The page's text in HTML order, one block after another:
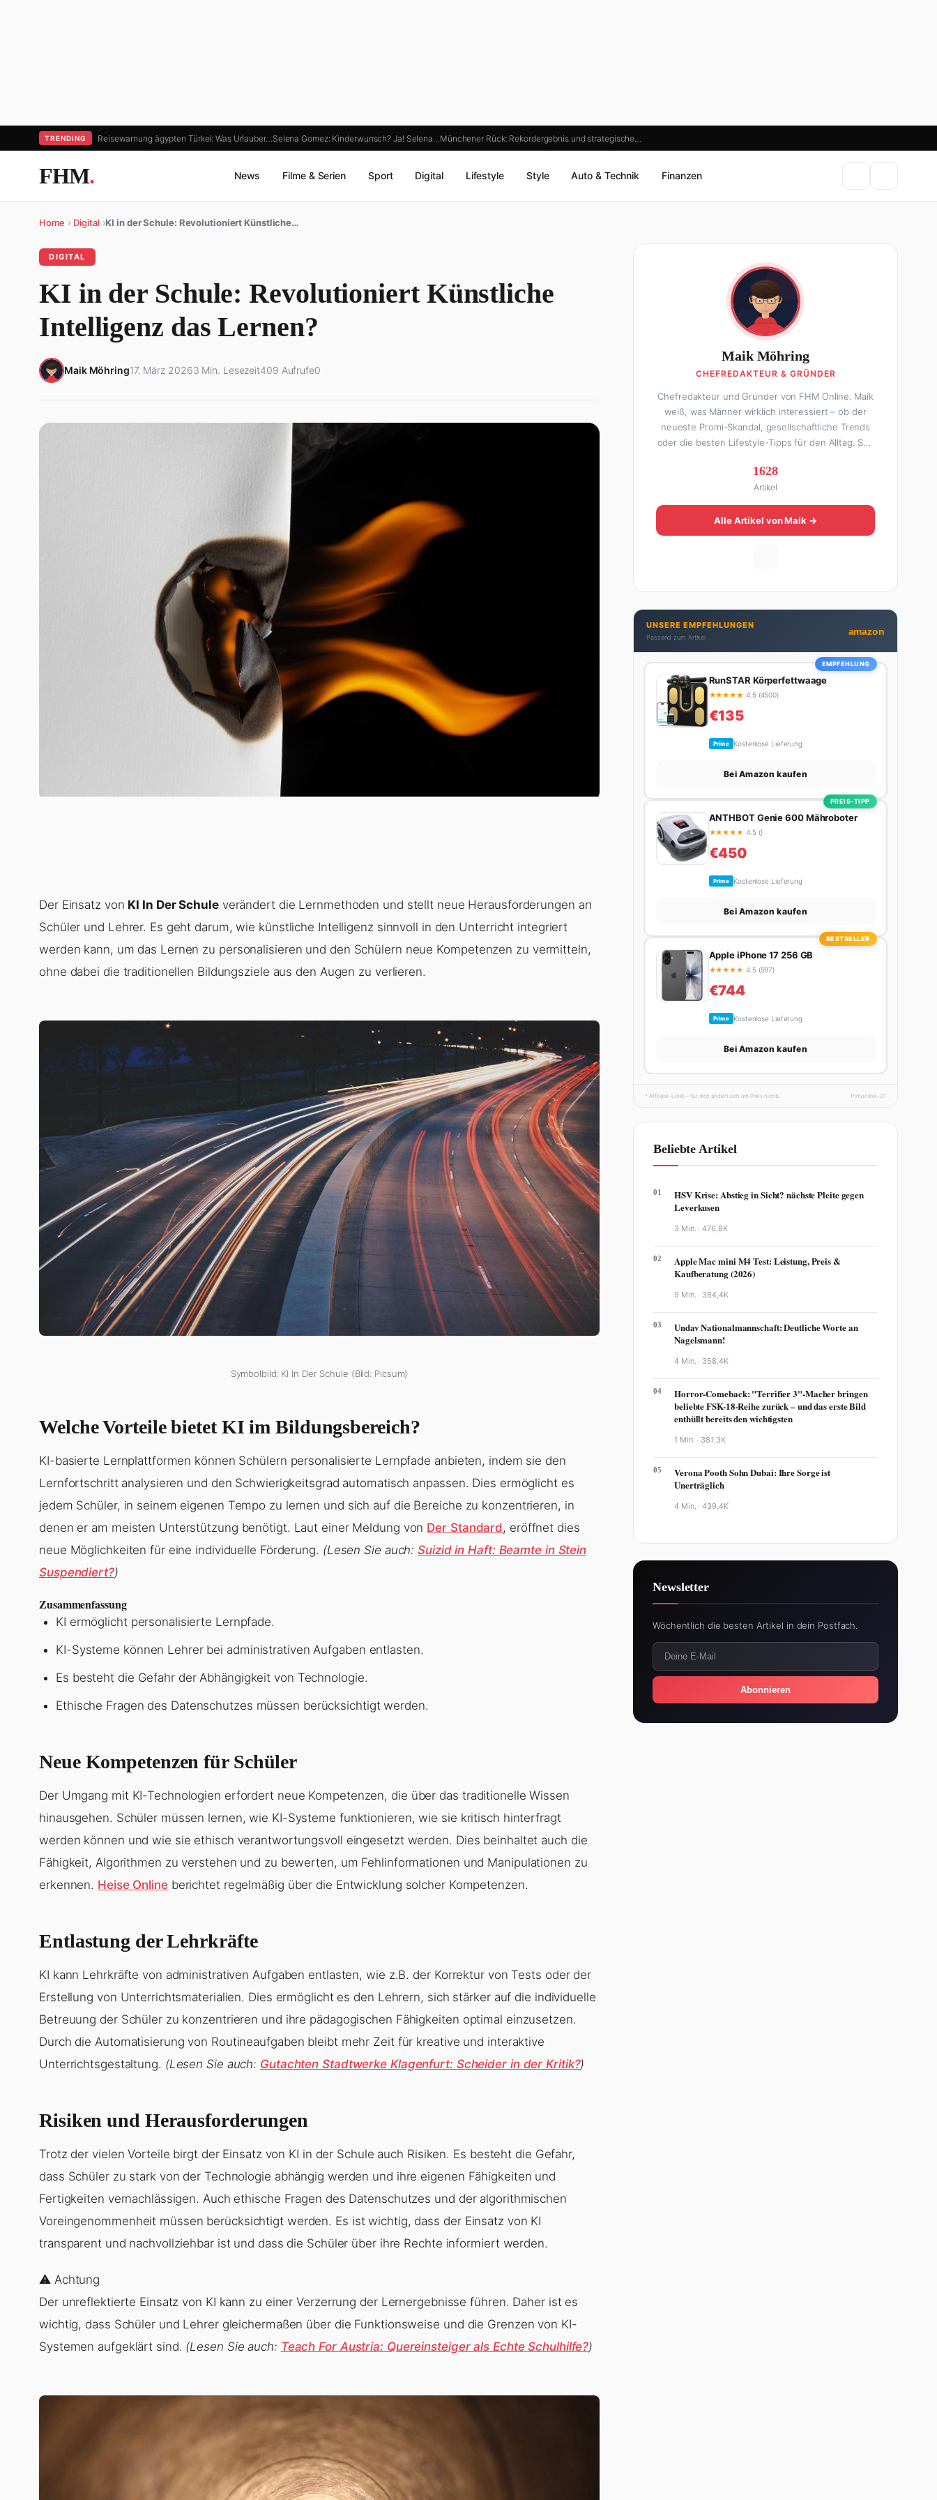
TRENDING Reisewarnung ägypten Türkei: Was Urlauber… Selena Gomez: Kinderwunsch? Ja! Selena… Münchener Rück: Rekordergebnis und strategische…
FHM. News Filme & Serien Sport Digital Lifestyle Style Auto & Technik Finanzen
Home › Digital ›KI in der Schule: Revolutioniert Künstliche…
DIGITAL
KI in der Schule: Revolutioniert Künstliche
Intelligenz das Lernen?
Maik Möhring17. März 20263 Min. Lesezeit409 Aufrufe0
Der Einsatz von KI In Der Schuleverändert die Lernmethoden und stellt neue Herausforderungen an
Schüler und Lehrer. Es geht darum, wie künstliche Intelligenz sinnvoll in den Unterricht integriert
werden kann, um das Lernen zu personalisieren und den Schülern neue Kompetenzen zu vermitteln,
ohne dabei die traditionellen Bildungsziele aus den Augen zu verlieren.
Symbolbild: KI In Der Schule (Bild: Picsum)
Welche Vorteile bietet KI im Bildungsbereich?
KI-basierte Lernplattformen können Schülern personalisierte Lernpfade anbieten, indem sie den
Lernfortschritt analysieren und den Schwierigkeitsgrad automatisch anpassen. Dies ermöglicht es
jedem Schüler, in seinem eigenen Tempo zu lernen und sich auf die Bereiche zu konzentrieren, in
denen er am meisten Unterstützung benötigt. Laut einer Meldung von Der Standard, eröffnet dies
neue Möglichkeiten für eine individuelle Förderung. (Lesen Sie auch:Suizid in Haft: Beamte in Stein
Suspendiert?)
Zusammenfassung
KI ermöglicht personalisierte Lernpfade.
KI-Systeme können Lehrer bei administrativen Aufgaben entlasten.
Es besteht die Gefahr der Abhängigkeit von Technologie.
Ethische Fragen des Datenschutzes müssen berücksichtigt werden.
Neue Kompetenzen für Schüler
Der Umgang mit KI-Technologien erfordert neue Kompetenzen, die über das traditionelle Wissen
hinausgehen. Schüler müssen lernen, wie KI-Systeme funktionieren, wie sie kritisch hinterfragt
werden können und wie sie ethisch verantwortungsvoll eingesetzt werden. Dies beinhaltet auch die
Fähigkeit, Algorithmen zu verstehen und zu bewerten, um Fehlinformationen und Manipulationen zu
erkennen. Heise Onlineberichtet regelmäßig über die Entwicklung solcher Kompetenzen.
Entlastung der Lehrkräfte
KI kann Lehrkräfte von administrativen Aufgaben entlasten, wie z.B. der Korrektur von Tests oder der
Erstellung von Unterrichtsmaterialien. Dies ermöglicht es den Lehrern, sich stärker auf die individuelle
Betreuung der Schüler zu konzentrieren und ihre pädagogischen Fähigkeiten optimal einzusetzen.
Durch die Automatisierung von Routineaufgaben bleibt mehr Zeit für kreative und interaktive
Unterrichtsgestaltung. (Lesen Sie auch: Gutachten Stadtwerke Klagenfurt: Scheider in der Kritik?)
Risiken und Herausforderungen
Trotz der vielen Vorteile birgt der Einsatz von KI in der Schule auch Risiken. Es besteht die Gefahr,
dass Schüler zu stark von der Technologie abhängig werden und ihre eigenen Fähigkeiten und
Fertigkeiten vernachlässigen. Auch ethische Fragen des Datenschutzes und der algorithmischen
Voreingenommenheit müssen berücksichtigt werden. Es ist wichtig, dass der Einsatz von KI
transparent und nachvollziehbar ist und dass die Schüler über ihre Rechte informiert werden.
⚠️ Achtung
Der unreflektierte Einsatz von KI kann zu einer Verzerrung der Lernergebnisse führen. Daher ist es
wichtig, dass Schüler und Lehrer gleichermaßen über die Funktionsweise und die Grenzen von KI-
Systemen aufgeklärt sind. (Lesen Sie auch: Teach For Austria: Quereinsteiger als Echte Schulhilfe?)
Maik Möhring
CHEFREDAKTEUR & GRÜNDER
Chefredakteur und Gründer von FHM Online. Maik
weiß, was Männer wirklich interessiert – ob der
neueste Promi-Skandal, gesellschaftliche Trends
oder die besten Lifestyle-Tipps für den Alltag. Seit
hat FHM Online zu einer der führenden Männer-
Lifestyle-Plattformen im deutschsprachigen Raum
aufgebaut. Sein Weg dahin war alles andere als
geradlinig: Die eine Hälfte seines Lebens stand er
in der Gastronomie – mit allem, was dazugehört.
unterhaltsam und immer nah dran. Wenn Maik
nicht gerade den heißesten Tratsch aus der
Promi-Welt aufspürt oder die besten Lifestyle-
Empfehlungen zusammenstellt, findet man ihn
beim Wandern in den Schweizer Alpen, am Grill mit
Freunden oder auf der Suche nach dem perfekten
Espresso. Sein Motto: Lieber einmal richtig als
zehnmal halb.
1628
Artikel
Alle Artikel von Maik →
UNSERE EMPFEHLUNGEN
Passend zum Artikel
amazon
EMPFEHLUNG
RunSTAR Körperfettwaage
★★★★★ 4.5 (4500)
€135
Prime Kostenlose Lieferung
Bei Amazon kaufen
PREIS-TIPP
ANTHBOT Genie 600 Mähroboter
★★★★★ 4.5 ()
€450
Prime Kostenlose Lieferung
Bei Amazon kaufen
BESTSELLER
Apple iPhone 17 256 GB
★★★★★ 4.5 (597)
€744
Prime Kostenlose Lieferung
Bei Amazon kaufen
* Affiliate-Links – für dich ändert sich am Preis nichts. fhmonline-21
Beliebte Artikel
01
HSV Krise: Abstieg in Sicht? nächste Pleite gegen
Leverkusen
3 Min. ·476,8K
02
Apple Mac mini M4 Test: Leistung, Preis &
Kaufberatung (2026)
9 Min. · 384,4K
03
Undav Nationalmannschaft: Deutliche Worte an
Nagelsmann!
4 Min. · 358,4K
04
Horror-Comeback: "Terrifier 3"-Macher bringen
beliebte FSK-18-Reihe zurück – und das erste Bild
enthüllt bereits den wichtigsten
1 Min. · 381,3K
05
Verona Pooth Sohn Dubai: Ihre Sorge ist
Unerträglich
4 Min. ·439,4K
Newsletter
Wöchentlich die besten Artikel in dein Postfach.
Abonnieren